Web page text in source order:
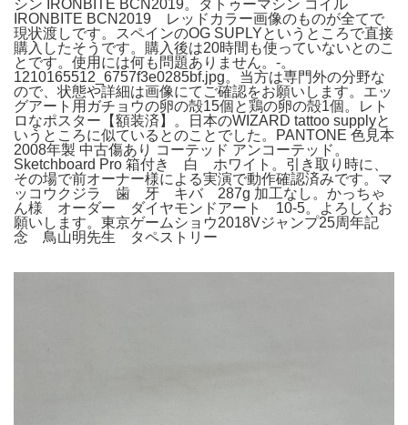
シン IRONBITE BCN2019。タトゥーマシン コイル
IRONBITE BCN2019 レッドカラー画像のものが全てで
現状渡しです。スペインのOG SUPLYというところで直接
購入したそうです。購入後は20時間も使っていないとのこ
とです。使用には何も問題ありません。-。
1210165512_6757f3e0285bf.jpg。当方は専門外の分野な
ので、状態や詳細は画像にてご確認をお願いします。エッ
グアート用ガチョウの卵の殻15個と鶏の卵の殻1個。レト
ロなポスター【額装済】。日本のWIZARD tattoo supplyと
いうところに似ているとのことでした。PANTONE 色見本
2008年製 中古傷あり コーテッド アンコーテッド。
Sketchboard Pro 箱付き 白 ホワイト。引き取り時に、
その場で前オーナー様による実演で動作確認済みです。マ
ッコウクジラ 歯 牙 キバ 287g 加工なし。かっちゃ
ん様 オーダー ダイヤモンドアート 10-5。よろしくお
願いします。東京ゲームショウ2018Vジャンプ25周年記
念 鳥山明先生 タペストリー